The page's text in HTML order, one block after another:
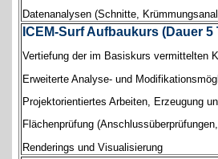
Datenanalysen (Schnitte,
ICEM-Surf Aufbaukurs (Dauer 5
Vertiefung der im Basiskurs vermittelten
Erweiterte Analyse- und
Projektorientiertes Arbeiten, Erzeugung
Flächenprüfung
Renderings und Visualisierung